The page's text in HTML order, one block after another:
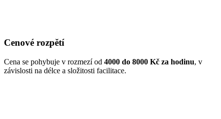
Cenové rozpětí
Cena se pohybuje v rozmezí od 4000 do 8000 Kč za hodinu, v
závislosti na délce a složitosti facilitace.